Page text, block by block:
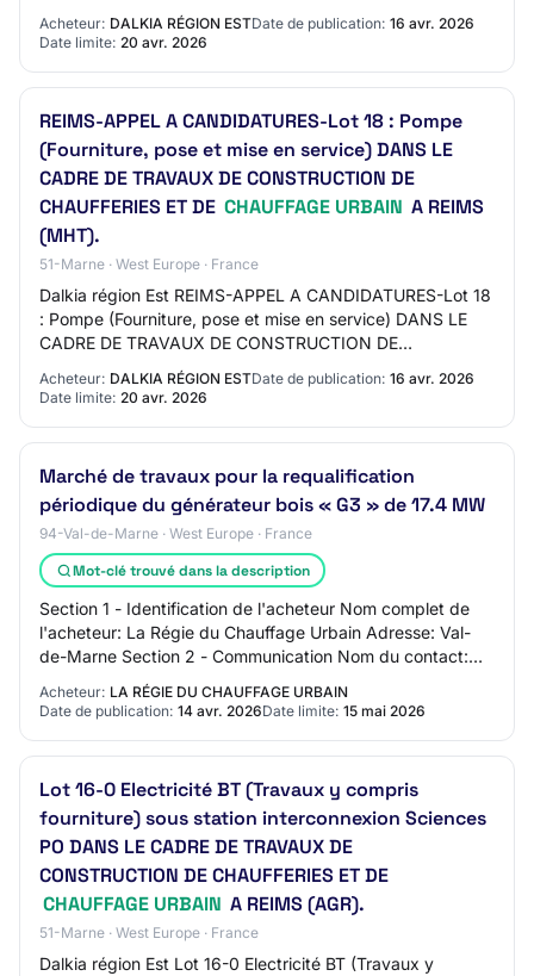
CHAUFFERIES ET DE CHAUFFAGE URBAIN A REIMS
(MHT). AO-2617-0143 51 -…
Acheteur: DALKIA RÉGION ESTDate de publication: 16 avr. 2026
Date limite: 20 avr. 2026
REIMS-APPEL A CANDIDATURES-Lot 18 : Pompe
(Fourniture, pose et mise en service) DANS LE
CADRE DE TRAVAUX DE CONSTRUCTION DE
CHAUFFERIES ET DE CHAUFFAGE URBAIN A REIMS
(MHT).
51-Marne · West Europe · France
Dalkia région Est REIMS-APPEL A CANDIDATURES-Lot 18
: Pompe (Fourniture, pose et mise en service) DANS LE
CADRE DE TRAVAUX DE CONSTRUCTION DE
CHAUFFERIES ET DE CHAUFFAGE URBAIN A REIMS
(MHT). AO-2617…
Acheteur: DALKIA RÉGION ESTDate de publication: 16 avr. 2026
Date limite: 20 avr. 2026
Marché de travaux pour la requalification
périodique du générateur bois « G3 » de 17.4 MW
94-Val-de-Marne · West Europe · France
Mot-clé trouvé dans la description
Section 1 - Identification de l'acheteur Nom complet de
l'acheteur: La Régie du Chauffage Urbain Adresse: Val-
de-Marne Section 2 - Communication Nom du contact:
Valérie TECHER Adresse mail du contact…
Acheteur: LA RÉGIE DU CHAUFFAGE URBAIN
Date de publication: 14 avr. 2026Date limite: 15 mai 2026
Lot 16-0 Electricité BT (Travaux y compris
fourniture) sous station interconnexion Sciences
PO DANS LE CADRE DE TRAVAUX DE
CONSTRUCTION DE CHAUFFERIES ET DE
CHAUFFAGE URBAIN A REIMS (AGR).
51-Marne · West Europe · France
Dalkia région Est Lot 16-0 Electricité BT (Travaux y